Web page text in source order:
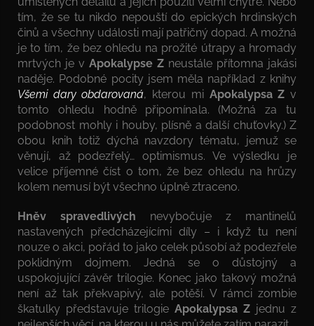
tím, že se tu nikdo nepouští do epických hrdinských
činů a všechny události mají patřičný dopad. A možná
je to tím, že bez ohledu na prožité útrapy a hromady
mrtvých je v Apokalypse Z neustále přítomna jakási
naděje. Podobné pocity jsem měla například z knihy
Všemi dary obdarovaná, kterou mi Apokalypsa Z v
tomto ohledu hodně připomínala. (Možná za tu
podobnost mohly i houby, plísně a další chuťovky.) Z
obou knih totiž dýchá navzdory tématu, jemuž se
věnují, až podezřelý… optimismus. Ve výsledku je
velice příjemné číst o tom, že bez ohledu na hrůzy
kolem nemusí být všechno úplně ztraceno.
Hněv spravedlivých nevybočuje z mantinelů
nastavených předcházejícími díly – i když tu není
nouze o akci, pořád to jako celek působí až podezřele
poklidným dojmem. Jedná se o důstojný a
uspokojující závěr trilogie. Konec jako takový možná
není až tak překvapivý, ale potěší. V rámci zombie
škatulky představuje trilogie Apokalypsa Z jednu z